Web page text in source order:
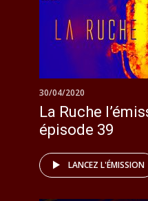
30/04/2020
La Ruche
épisode 39
LANCEZ L'ÉMISSION